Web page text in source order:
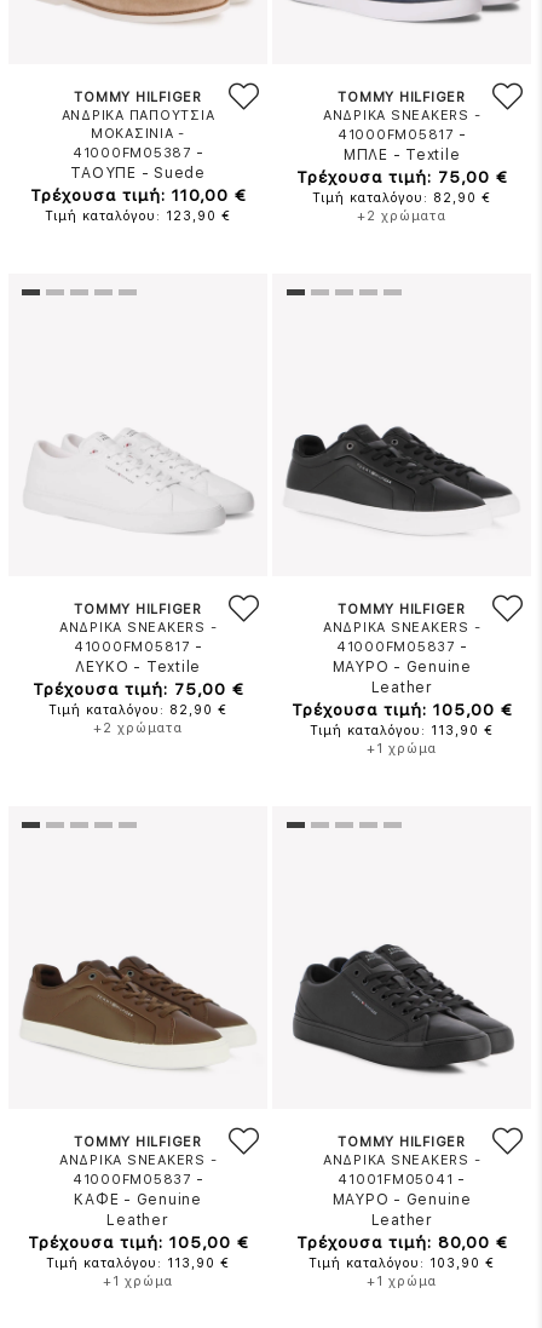
TOMMY HILFIGER
ΑΝΔΡΙΚΑ ΠΑΠΟΥΤΣΙΑ
ΜΟΚΑΣΙΝΙΑ -
41000FM05387 -
ΤΑΟΥΠΕ -Suede
Τρέχουσα τιμή: 110,00 €
Τιμή καταλόγου: 123,90 €
TOMMY HILFIGER
ΑΝΔΡΙΚΑ SNEAKERS -
41000FM05817 -
ΜΠΛΕ - Textile
Τρέχουσα τιμή: 75,00 €
Τιμή καταλόγου: 82,90 €
+2 χρώματα
TOMMY HILFIGER
ΑΝΔΡΙΚΑ SNEAKERS -
41000FM05817 -
ΛΕΥΚΟ - Textile
Τρέχουσα τιμή: 75,00 €
Τιμή καταλόγου: 82,90 €
+2 χρώματα
TOMMY HILFIGER
ΑΝΔΡΙΚΑ SNEAKERS -
41000FM05837 -
ΜΑΥΡΟ - Genuine
Leather
Τρέχουσα τιμή: 105,00 €
Τιμή καταλόγου: 113,90 €
+1 χρώμα
TOMMY HILFIGER
ΑΝΔΡΙΚΑ SNEAKERS -
41000FM05837 -
ΚΑΦΕ - Genuine
Leather
Τρέχουσα τιμή: 105,00 €
Τιμή καταλόγου: 113,90 €
+1 χρώμα
TOMMY HILFIGER
ΑΝΔΡΙΚΑ SNEAKERS -
41001FM05041 -
ΜΑΥΡΟ - Genuine
Leather
Τρέχουσα τιμή: 80,00 €
Τιμή καταλόγου: 103,90 €
+1 χρώμα